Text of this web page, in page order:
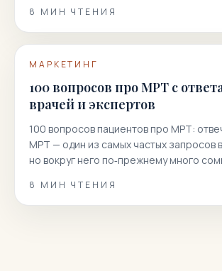
8 МИН ЧТЕНИЯ
МАРКЕТИНГ
100 вопросов про МРТ с
врачей и экспертов
100 вопросов пациентов про МРТ:
МРТ — один из самых частых запросов
но вокруг него по‑прежнему много
пациентов и даем короткие, точные и
ответы. Вы узнаете, как подготовиться
8 МИН ЧТЕНИЯ